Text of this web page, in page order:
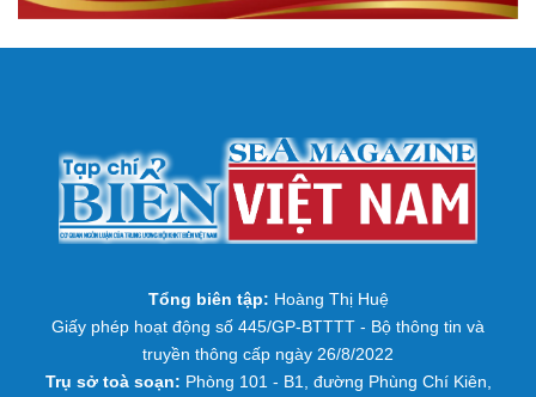
Tổng biên tập: Hoàng Thị Huệ
Giấy phép hoạt động số 445/GP-BTTTT - Bộ thông tin và
truyền thông cấp ngày 26/8/2022
Trụ sở toà soạn: Phòng 101 - B1, đường Phùng Chí Kiên,